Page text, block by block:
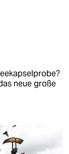
neue große